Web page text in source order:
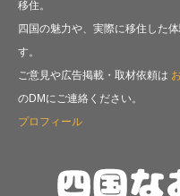
移住。
四国の魅力や、実際に移住した
す。
ご意見や広告掲載・取材依頼は
のDMにご連絡ください。
プロフィール